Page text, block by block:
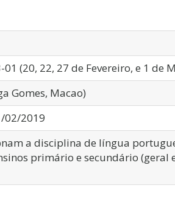
(20, 22, 27 de Fevereiro, e 1 de
Gomes, Macao)
02/2019
a disciplina de língua
primário e secundário (geral